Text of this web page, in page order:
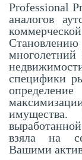
Professional
аналогов
специфики
взяла на
Вашими